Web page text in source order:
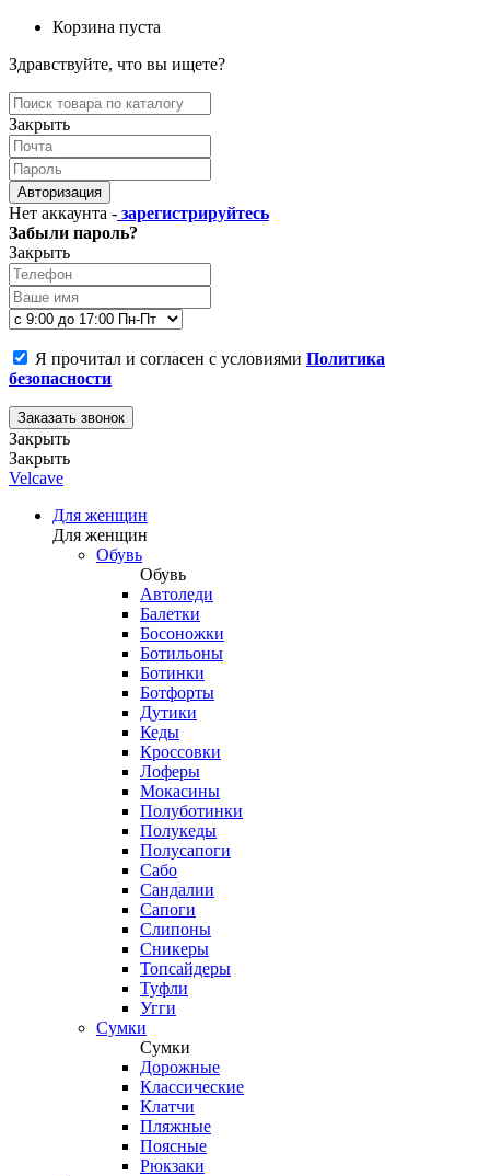
Корзина пуста
Здравствуйте, что вы ищете?
Закрыть
Авторизация
Нет аккаунта - зарегистрируйтесь
Забыли пароль?
Закрыть
Я прочитал и согласен с условиями Политика
безопасности
Заказать звонок
Закрыть
Закрыть
Velcave
Для женщин
Для женщин
Обувь
Обувь
Автоледи
Балетки
Босоножки
Ботильоны
Ботинки
Ботфорты
Дутики
Кеды
Кроссовки
Лоферы
Мокасины
Полуботинки
Полукеды
Полусапоги
Сабо
Сандалии
Сапоги
Слипоны
Сникеры
Топсайдеры
Туфли
Угги
Сумки
Сумки
Дорожные
Классические
Клатчи
Пляжные
Поясные
Рюкзаки